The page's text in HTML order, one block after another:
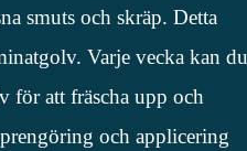
smuts och skräp. Detta
Varje vecka kan du
för att fräscha upp och
och applicering